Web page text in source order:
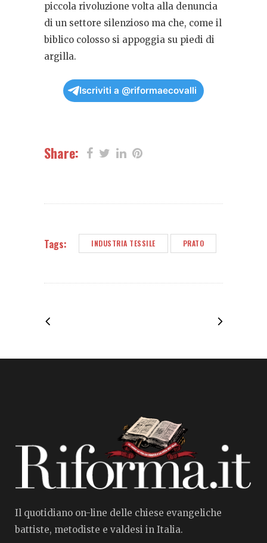
piccola rivoluzione volta alla denuncia
di un settore silenzioso ma che, come il
biblico colosso si appoggia su piedi di
argilla.
Iscriviti a @riformaecovalli
Share:
Tags: INDUSTRIA TESSILE PRATO
Il quotidiano on-line delle chiese evangeliche
battiste, metodiste e valdesi in Italia.